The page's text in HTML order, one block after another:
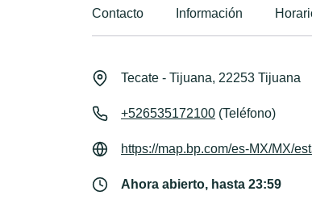
Contacto Información
Tecate - Tijuana, 22253 Tijuana
+526535172100 (Teléfono)
https://map.bp.com/es-MX/MX/
Ahora abierto, hasta 23:59